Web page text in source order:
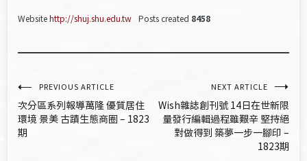
Websitehttp://shuj.shu.edu.tw Posts created 8458
文
章
導
PREVIOUS ARTICLE
次分區系列報導萬隆 優質居住
環境 景美 古蹟生態商圈 – 1823
期
NEXT ARTICLE
Wish雜誌創刊號 14日在世新限
量發行編輯過程雖艱辛 堅持絕
對做得到 築夢一步一腳印 –
1823期